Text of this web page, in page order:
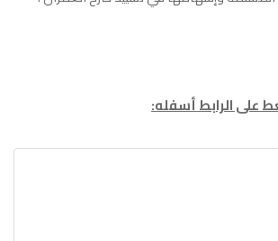
على الرابط أسفله: